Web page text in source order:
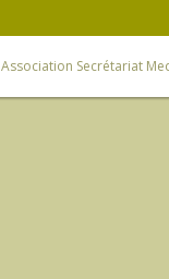
Association Secrétariat